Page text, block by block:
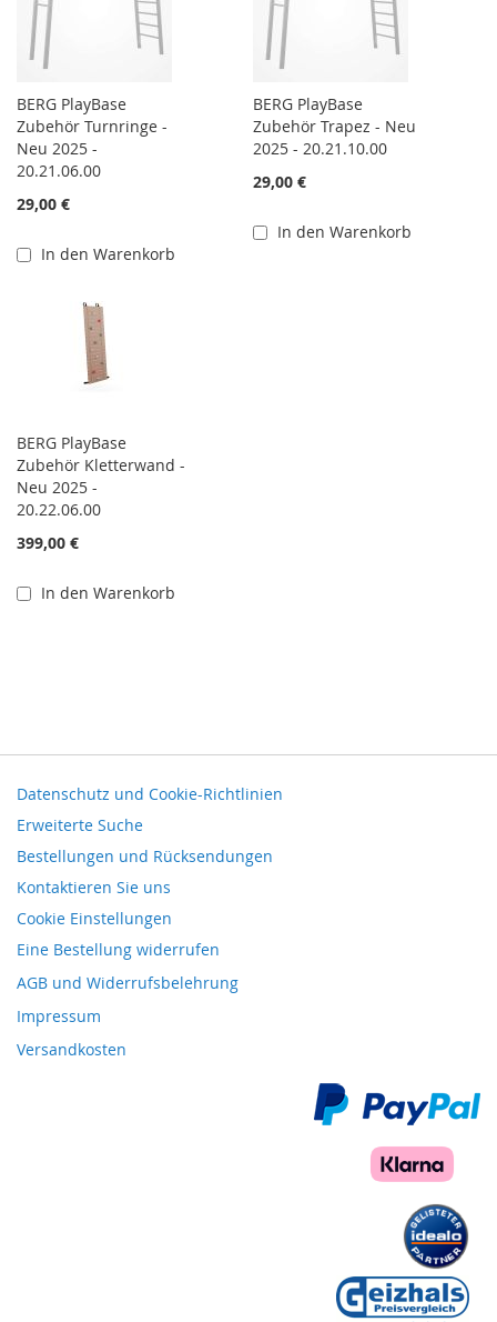
BERG PlayBase
Zubehör Turnringe -
Neu 2025 -
20.21.06.00
29,00 €
In den Warenkorb
BERG PlayBase
Zubehör Trapez - Neu
2025 - 20.21.10.00
29,00 €
In den Warenkorb
BERG PlayBase
Zubehör Kletterwand -
Neu 2025 -
20.22.06.00
399,00 €
In den Warenkorb
Datenschutz und Cookie-Richtlinien
Erweiterte Suche
Bestellungen und Rücksendungen
Kontaktieren Sie uns
Cookie Einstellungen
Eine Bestellung widerrufen
AGB und Widerrufsbelehrung
Impressum
Versandkosten